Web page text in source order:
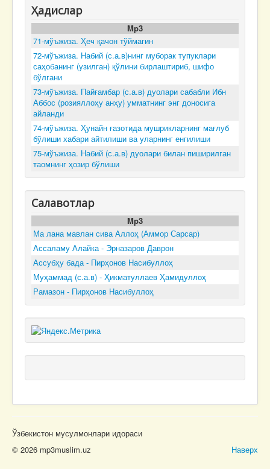
Ҳадислар
Mp3
71-мўъжиза. Ҳеч қачон тўймагин
72-мўъжиза. Набий (с.а.в)нинг муборак тупуклари
саҳобанинг (узилган) қўлини бирлаштириб, шифо
бўлгани
73-мўъжиза. Пайғамбар (с.а.в) дуолари сабабли Ибн
Аббос (розияллоҳу анҳу) умматнинг энг доносига
айланди
74-мўъжиза. Ҳунайн ғазотида мушрикларнинг мағлуб
бўлиши хабари айтилиши ва уларнинг енгилиши
75-мўъжиза. Набий (с.а.в) дуолари билан пиширилган
таомнинг ҳозир бўлиши
Салавотлар
Mp3
Ма лана мавлан сива Аллоҳ (Аммор Сарсар)
Ассаламу Алайка - Эрназаров Даврон
Ассубҳу бада - Пирҳонов Насибуллоҳ
Муҳаммад (с.а.в) - Ҳикматуллаев Ҳамидуллоҳ
Рамазон - Пирҳонов Насибуллоҳ
Ўзбекистон мусулмонлари идораси
Наверх
© 2026 mp3muslim.uz